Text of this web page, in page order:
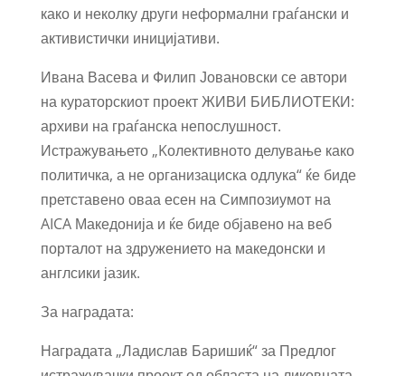
како и неколку други неформални граѓански и
активистички иницијативи.
Ивана Васева и Филип Јовановски се автори
на кураторскиот проект ЖИВИ БИБЛИОТЕКИ:
архиви на граѓанска непослушност.
Истражувањето „Kолективното делување како
политичка, а не организациска одлука“ ќе биде
претставено оваа есен на Симпозиумот на
AICA Македонија и ќе биде објавено на веб
порталот на здружението на македонски и
англсики јазик.
За наградата:
Наградата „Ладислав Баришиќ“ за Предлог